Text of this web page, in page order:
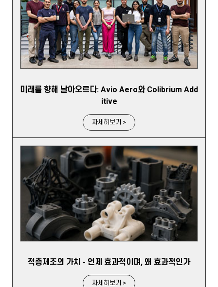
미래를 향해 날아오르다: Avio Aero와 Colibrium Add
itive
자세히보기 >
적층제조의 가치 - 언제 효과적이며, 왜 효과적인가
자세히보기 >